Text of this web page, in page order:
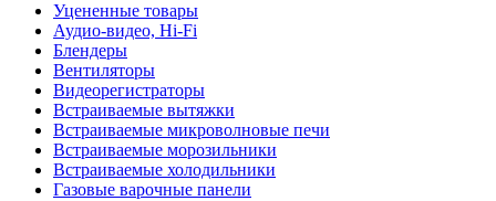
Уцененные товары
Аудио-видео, Hi-Fi
Блендеры
Вентиляторы
Видеорегистраторы
Встраиваемые вытяжки
Встраиваемые микроволновые печи
Встраиваемые морозильники
Встраиваемые холодильники
Газовые варочные панели